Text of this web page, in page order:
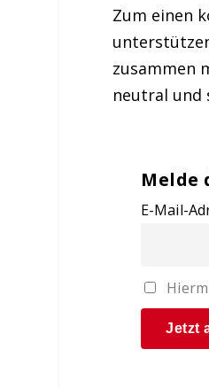
Zum einen
zusammen
neutral und
Melde
E-Mail-